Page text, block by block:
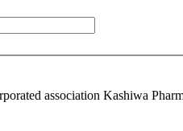
association Kashiwa